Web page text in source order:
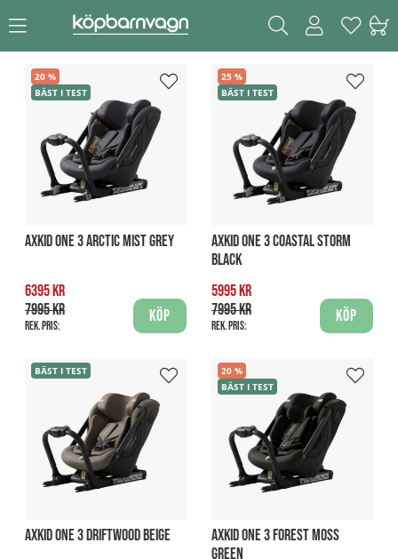
20
BÄST I TEST
AXKID ONE 3 ARCTIC MIST GREY
6395 kr
7995 kr
Rek. pris:
Köp
25
BÄST I TEST
AXKID ONE 3 COASTAL STORM
BLACK
5995 kr
7995 kr
Rek. pris:
Köp
BÄST I TEST
AXKID ONE 3 DRIFTWOOD BEIGE
20
BÄST I TEST
AXKID ONE 3 FOREST MOSS
GREEN